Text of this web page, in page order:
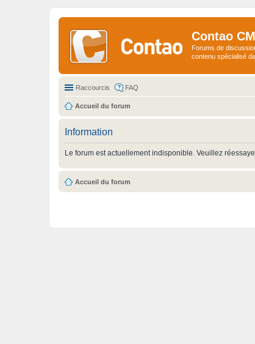
Contao
Forums de
contenu spécialisé
Raccourcis FAQ
Accueil du forum
Information
Le forum est actuellement indisponible. Veuillez
Accueil du forum